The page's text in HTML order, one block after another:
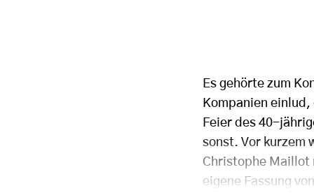
Es gehörte zum
Kompanien
Feier des 40-
sonst. Vor kurzem
Christophe Maillot
eigene Fassung